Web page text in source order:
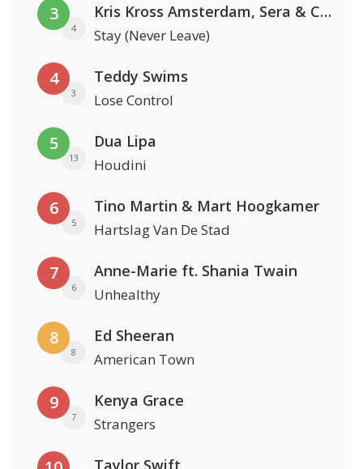
3
4
Kris Kross Amsterdam, Sera & Conor Maynard
Stay (Never Leave)
4
3
Teddy Swims
Lose Control
5
13
Dua Lipa
Houdini
6
5
Tino Martin & Mart Hoogkamer
Hartslag Van De Stad
7
6
Anne-Marie ft. Shania Twain
Unhealthy
8
8
Ed Sheeran
American Town
9
7
Kenya Grace
Strangers